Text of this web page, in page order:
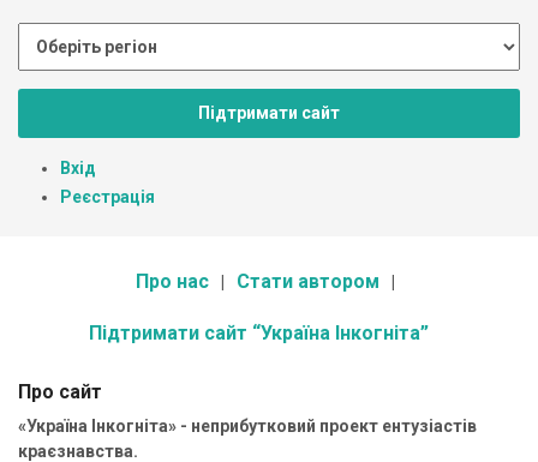
Підтримати сайт
Вхід
Реєстрація
Про нас Стати автором
Підтримати сайт “Україна Інкогніта”
Про сайт
«Україна Інкогніта» - неприбутковий проект ентузіастів
краєзнавства.